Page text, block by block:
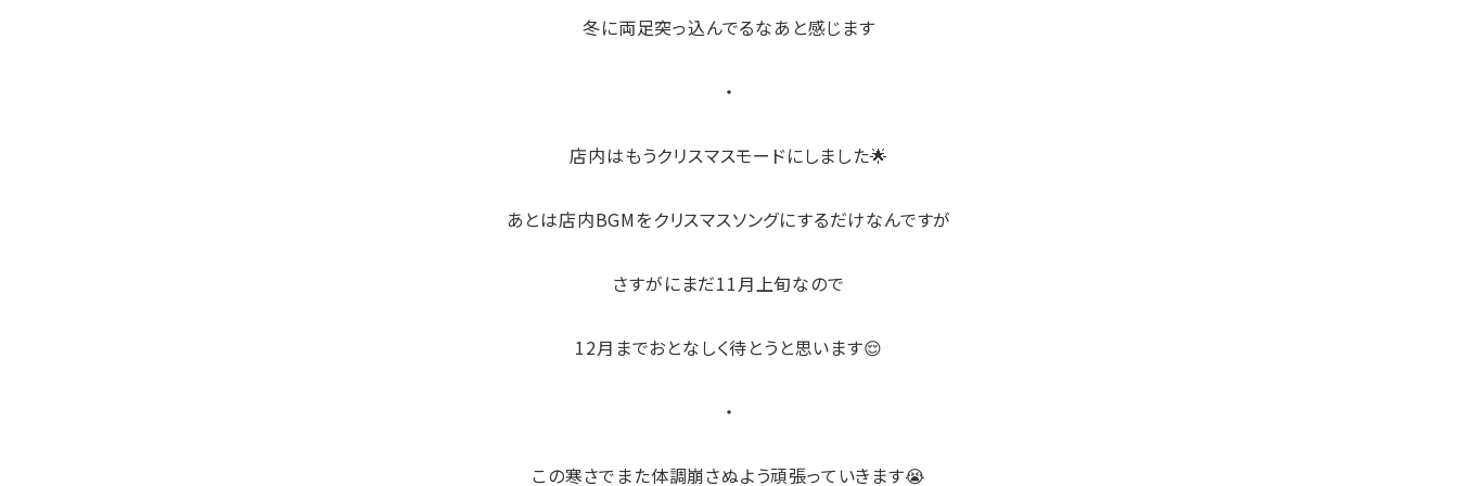
冬に両足突っ込んでるなあと感じます
・
店内はもうクリスマスモードにしました🌟
あとは店内BGMをクリスマスソングにするだけなんですが
さすがにまだ11月上旬なので
12月までおとなしく待とうと思います😌
・
この寒さでまた体調崩さぬよう頑張っていきます😭